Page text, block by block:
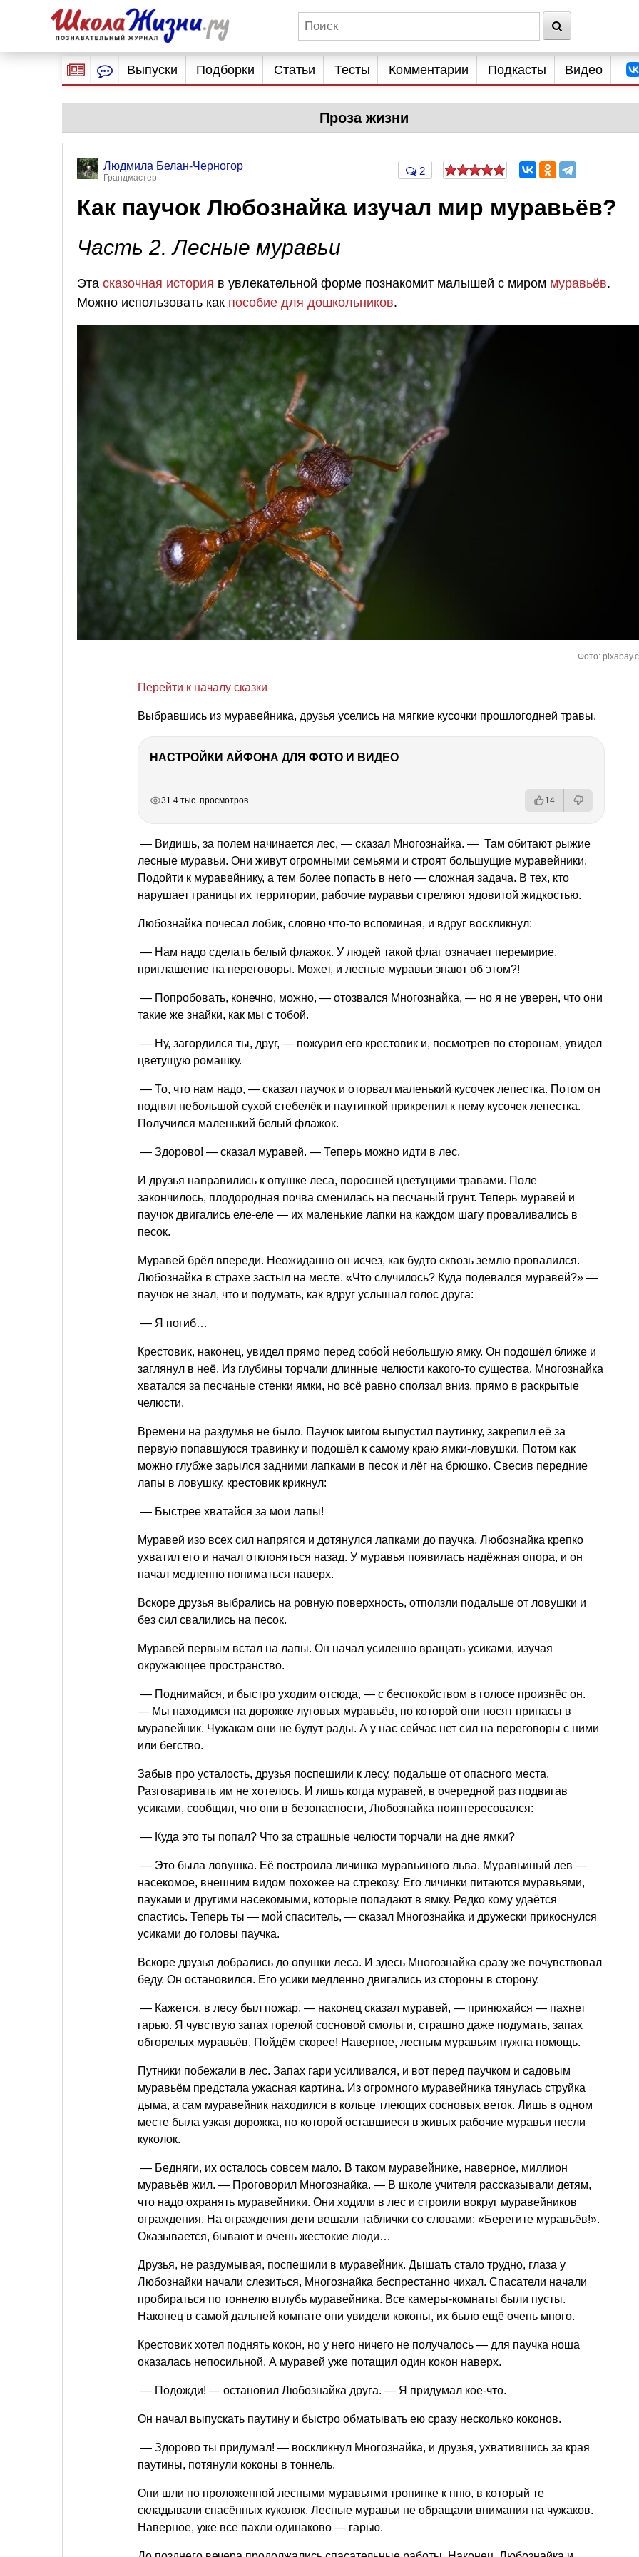
Выпуски Подборки Статьи Тесты Комментарии Подкасты Видео
Проза жизни
Людмила Белан-Черногор
Грандмастер
2
Как паучок Любознайка изучал мир муравьёв?
Часть 2. Лесные муравьи
Эта сказочная история в увлекательной форме познакомит малышей с миром муравьёв.
Можно использовать как пособие для дошкольников.
Фото:
Перейти к началу сказки
Выбравшись из муравейника, друзья уселись на мягкие кусочки прошлогодней травы.
НАСТРОЙКИ АЙФОНА ДЛЯ ФОТО И ВИДЕО
31.4 тыс. просмотров 14
— Видишь, за полем начинается лес, — сказал Многознайка. — Там обитают рыжие
лесные муравьи. Они живут огромными семьями и строят большущие муравейники.
Подойти к муравейнику, а тем более попасть в него — сложная задача. В тех, кто
нарушает границы их территории, рабочие муравьи стреляют ядовитой жидкостью.
Любознайка почесал лобик, словно что-то вспоминая, и вдруг воскликнул:
— Нам надо сделать белый флажок. У людей такой флаг означает перемирие,
приглашение на переговоры. Может, и лесные муравьи знают об этом?!
— Попробовать, конечно, можно, — отозвался Многознайка, — но я не уверен, что они
такие же знайки, как мы с тобой.
— Ну, загордился ты, друг, — пожурил его крестовик и, посмотрев по сторонам, увидел
цветущую ромашку.
— То, что нам надо, — сказал паучок и оторвал маленький кусочек лепестка. Потом он
поднял небольшой сухой стебелёк и паутинкой прикрепил к нему кусочек лепестка.
Получился маленький белый флажок.
— Здорово! — сказал муравей. — Теперь можно идти в лес.
И друзья направились к опушке леса, поросшей цветущими травами. Поле
закончилось, плодородная почва сменилась на песчаный грунт. Теперь муравей и
паучок двигались еле-еле — их маленькие лапки на каждом шагу проваливались в
песок.
Муравей брёл впереди. Неожиданно он исчез, как будто сквозь землю провалился.
Любознайка в страхе застыл на месте. «Что случилось? Куда подевался муравей?» —
паучок не знал, что и подумать, как вдруг услышал голос друга:
— Я погиб…
Крестовик, наконец, увидел прямо перед собой небольшую ямку. Он подошёл ближе и
заглянул в неё. Из глубины торчали длинные челюсти какого-то существа. Многознайка
хватался за песчаные стенки ямки, но всё равно сползал вниз, прямо в раскрытые
челюсти.
Времени на раздумья не было. Паучок мигом выпустил паутинку, закрепил её за
первую попавшуюся травинку и подошёл к самому краю ямки-ловушки. Потом как
можно глубже зарылся задними лапками в песок и лёг на брюшко. Свесив передние
лапы в ловушку, крестовик крикнул:
— Быстрее хватайся за мои лапы!
Муравей изо всех сил напрягся и дотянулся лапками до паучка. Любознайка крепко
ухватил его и начал отклоняться назад. У муравья появилась надёжная опора, и он
начал медленно пониматься наверх.
Вскоре друзья выбрались на ровную поверхность, отползли подальше от ловушки и
без сил свалились на песок.
Муравей первым встал на лапы. Он начал усиленно вращать усиками, изучая
окружающее пространство.
— Поднимайся, и быстро уходим отсюда, — с беспокойством в голосе произнёс он.
— Мы находимся на дорожке луговых муравьёв, по которой они носят припасы в
муравейник. Чужакам они не будут рады. А у нас сейчас нет сил на переговоры с ними
или бегство.
Забыв про усталость, друзья поспешили к лесу, подальше от опасного места.
Разговаривать им не хотелось. И лишь когда муравей, в очередной раз подвигав
усиками, сообщил, что они в безопасности, Любознайка поинтересовался:
— Куда это ты попал? Что за страшные челюсти торчали на дне ямки?
— Это была ловушка. Её построила личинка муравьиного льва. Муравьиный лев —
насекомое, внешним видом похожее на стрекозу. Его личинки питаются муравьями,
пауками и другими насекомыми, которые попадают в ямку. Редко кому удаётся
спастись. Теперь ты — мой спаситель, — сказал Многознайка и дружески прикоснулся
усиками до головы паучка.
Вскоре друзья добрались до опушки леса. И здесь Многознайка сразу же почувствовал
беду. Он остановился. Его усики медленно двигались из стороны в сторону.
— Кажется, в лесу был пожар, — наконец сказал муравей, — принюхайся — пахнет
гарью. Я чувствую запах горелой сосновой смолы и, страшно даже подумать, запах
обгорелых муравьёв. Пойдём скорее! Наверное, лесным муравьям нужна помощь.
Путники побежали в лес. Запах гари усиливался, и вот перед паучком и садовым
муравьём предстала ужасная картина. Из огромного муравейника тянулась струйка
дыма, а сам муравейник находился в кольце тлеющих сосновых веток. Лишь в одном
месте была узкая дорожка, по которой оставшиеся в живых рабочие муравьи несли
куколок.
— Бедняги, их осталось совсем мало. В таком муравейнике, наверное, миллион
муравьёв жил. — Проговорил Многознайка. — В школе учителя рассказывали детям,
что надо охранять муравейники. Они ходили в лес и строили вокруг муравейников
ограждения. На ограждения дети вешали таблички со словами: «Берегите муравьёв!».
Оказывается, бывают и очень жестокие люди…
Друзья, не раздумывая, поспешили в муравейник. Дышать стало трудно, глаза у
Любознайки начали слезиться, Многознайка беспрестанно чихал. Спасатели начали
пробираться по тоннелю вглубь муравейника. Все камеры-комнаты были пусты.
Наконец в самой дальней комнате они увидели коконы, их было ещё очень много.
Крестовик хотел поднять кокон, но у него ничего не получалось — для паучка ноша
оказалась непосильной. А муравей уже потащил один кокон наверх.
— Подожди! — остановил Любознайка друга. — Я придумал кое-что.
Он начал выпускать паутину и быстро обматывать ею сразу несколько коконов.
— Здорово ты придумал! — воскликнул Многознайка, и друзья, ухватившись за края
паутины, потянули коконы в тоннель.
Они шли по проложенной лесными муравьями тропинке к пню, в который те
складывали спасённых куколок. Лесные муравьи не обращали внимания на чужаков.
Наверное, уже все пахли одинаково — гарью.